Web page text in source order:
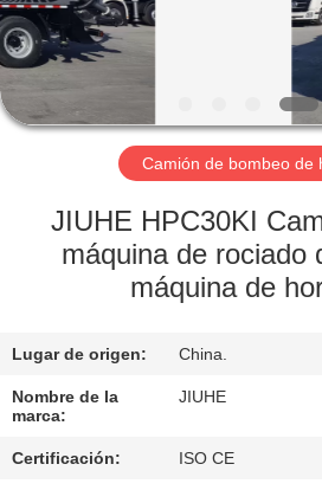
VÍDEOS
DEMOSTRACIÓN
DE
SOBRE
NOSOTROS
VIAJE
DE
Camión de bombeo de
JIUHE HPC30KI
máquina de rociado
máquina de
Lugar de origen: China.
Nombre de la
marca:
JIUHE
Certificación: ISO CE